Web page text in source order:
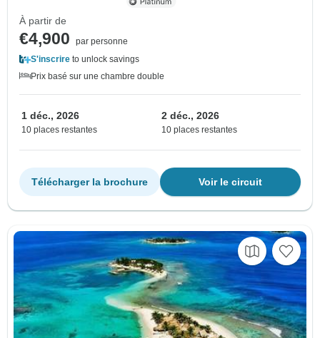
À partir de
€4,900
par personne
S'inscrire to unlock savings
Prix basé sur une chambre double
1 déc., 2026
10 places restantes
2 déc., 2026
10 places restantes
Voir le circuit
Télécharger la brochure